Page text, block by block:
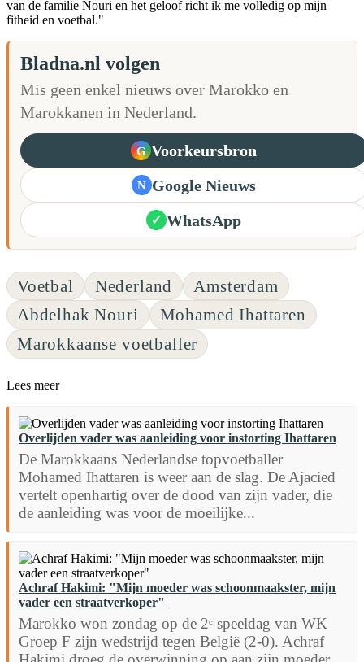
van de familie Nouri en het geloof richt ik me volledig op mijn
fitheid en voetbal."
Bladna.nl volgen
Mis geen enkel nieuws over Marokko en
Marokkanen in Nederland.
G Voorkeursbron
N Google Nieuws
✓ WhatsApp
Voetbal Nederland
Amsterdam
Abdelhak Nouri
Mohamed Ihattaren
Marokkaanse voetballer
Lees meer
Overlijden vader was aanleiding voor instorting Ihattaren
De Marokkaans Nederlandse topvoetballer
Mohamed Ihattaren is weer aan de slag. De Ajacied
vertelt openhartig over de dood van zijn vader, die
de aanleiding was voor de moeilijke...
Achraf Hakimi: "Mijn moeder was schoonmaakster, mijn
vader een straatverkoper"
Marokko won zondag op de 2ᵉ speeldag van WK
Groep F zijn wedstrijd tegen België (2-0). Achraf